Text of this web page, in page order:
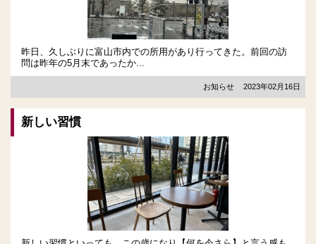
昨日、久しぶりに富山市内での所用があり行ってきた。前回の訪
問は昨年の5月末であったか...
お知らせ 2023年02月16日
新しい習慣